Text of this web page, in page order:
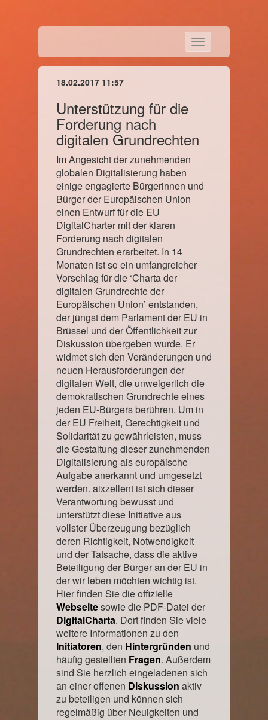
Toggle
navigation
18.02.2017 11:57
Unterstützung für die
Forderung nach
digitalen Grundrechten
Im Angesicht der zunehmenden
globalen Digitalisierung haben
einige engagierte Bürgerinnen und
Bürger der Europäischen Union
einen Entwurf für die EU
DigitalCharter mit der klaren
Forderung nach digitalen
Grundrechten erarbeitet. In 14
Monaten ist so ein umfangreicher
Vorschlag für die ‘Charta der
digitalen Grundrechte der
Europäischen Unionʼ entstanden,
der jüngst dem Parlament der EU in
Brüssel und der Öffentlichkeit zur
Diskussion übergeben wurde. Er
widmet sich den Veränderungen und
neuen Herausforderungen der
digitalen Welt, die unweigerlich die
demokratischen Grundrechte eines
jeden EU-Bürgers berühren. Um in
der EU Freiheit, Gerechtigkeit und
Solidarität zu gewährleisten, muss
die Gestaltung dieser zunehmenden
Digitalisierung als europäische
Aufgabe anerkannt und umgesetzt
werden. aixzellent ist sich dieser
Verantwortung bewusst und
unterstützt diese Initiative aus
vollster Überzeugung bezüglich
deren Richtigkeit, Notwendigkeit
und der Tatsache, dass die aktive
Beteiligung der Bürger an der EU in
der wir leben möchten wichtig ist.
Hier finden Sie die offizielle
Webseitesowie die PDF-Datei der
DigitalCharta. Dort finden Sie viele
weitere Informationen zu den
Initiatoren, den Hintergründen und
häufig gestellten Fragen. Außerdem
sind Sie herzlich eingeladenen sich
an einer offenen Diskussion aktiv
zu beteiligen und können sich
regelmäßig über Neuigkeiten und